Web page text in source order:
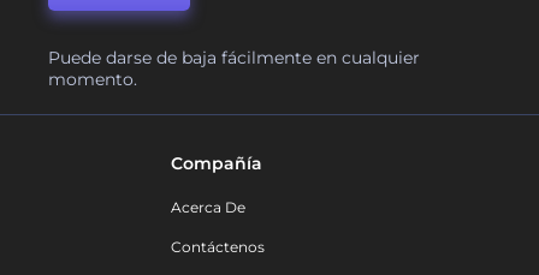
Puede darse de baja fácilmente en cualquier
momento.
Compañía
Acerca De
Contáctenos